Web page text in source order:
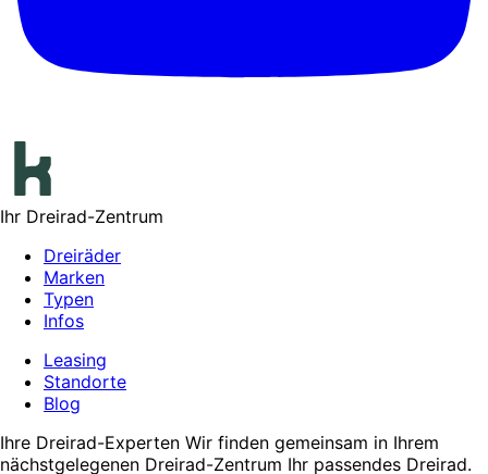
Ihr Dreirad-Zentrum
Dreiräder
Marken
Typen
Infos
Leasing
Standorte
Blog
Ihre Dreirad-Experten Wir finden gemeinsam in Ihrem
nächstgelegenen Dreirad-Zentrum Ihr passendes Dreirad.